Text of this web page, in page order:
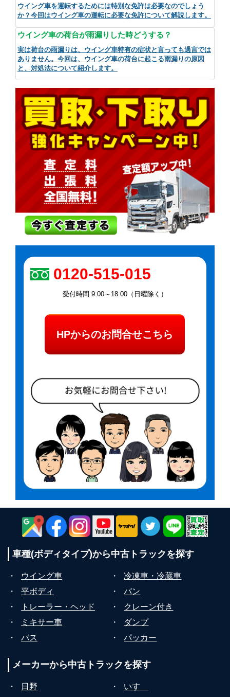
ウイング車を運転するためには特別な免許は必要なのでしょう
か？今回はウイング車の運転に必要な免許について解説します。
ウイング車の荷台が雨漏りした時どうする？
実は荷台の雨漏りは、ウイング車特有の症状と言っても過言では
ありません。今回は、ウイング車の荷台に起こる雨漏りの原因
と、対処法について紹介します。
0120-515-015
受付時間 9:00～18:00（日曜除く）
HPからのお問合せこちら
車種(ボディタイプ)から中古トラックを探す
・ ウイング車 ・
冷凍車・冷蔵車
・
平ボディ ・
バン
・
トレーラー・ヘッド ・
クレーン付き
・
ミキサー車 ・
ダンプ
・
バス ・ パッカー
メーカーから中古トラックを探す
・ 日野 ・
いすゞ